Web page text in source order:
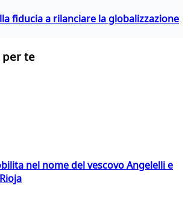
fiducia a rilanciare la globalizzazione
per te
nel nome del vescovo Angelelli e